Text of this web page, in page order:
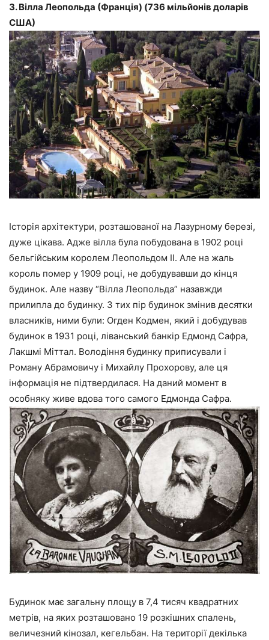
3. Вілла Леопольда (Франція) (736 мільйонів доларів
США)
Історія архітектури, розташованої на Лазурному березі,
дуже цікава. Адже вілла була побудована в 1902 році
бельгійським королем Леопольдом II. Але на жаль
король помер у 1909 році, не добудувавши до кінця
будинок. Але назву “Вілла Леопольда” назавжди
прилипла до будинку. З тих пір будинок змінив десятки
власників, ними були: Огден Кодмен, який і добудував
будинок в 1931 році, ліванський банкір Едмонд Сафра,
Лакшмі Міттал. Володіння будинку приписували і
Роману Абрамовичу і Михайлу Прохорову, але ця
інформація не підтвердилася. На даний момент в
особняку живе вдова того самого Едмонда Сафра.
Будинок має загальну площу в 7,4 тисяч квадратних
метрів, на яких розташовано 19 розкішних спалень,
величезний кінозал, кегельбан. На території декілька